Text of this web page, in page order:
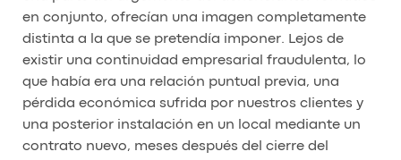
en conjunto, ofrecían una imagen completamente
distinta a la que se pretendía imponer. Lejos de
existir una continuidad empresarial fraudulenta, lo
que había era una relación puntual previa, una
pérdida económica sufrida por nuestros clientes y
una posterior instalación en un local mediante un
contrato nuevo, meses después del cierre del